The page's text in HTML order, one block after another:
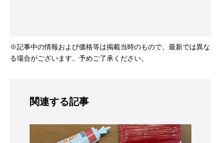
※記事中の情報および価格等は掲載当時のもので、最新では異な
る場合がございます。予めご了承ください。
関連する記事